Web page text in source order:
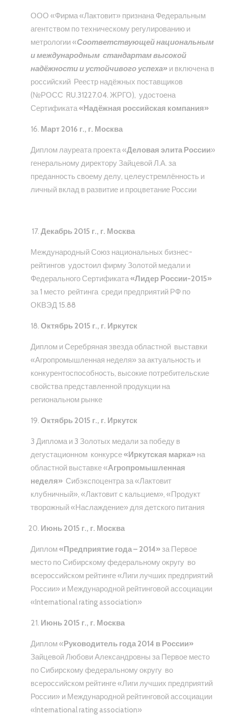
ООО «Фирма «Лактовит» признана Федеральным
агентством по техническому регулированию и
метрологии «Соответствующей национальным
и международным стандартам высокой
надёжности и устойчивого успеха» и включена в
российский Реестр надёжных поставщиков
(№РОСС RU.31227.04. ЖРГО), удостоена
Сертификата«Надёжная российская компания»
Март 2016 г., г. Москва
Диплом лауреата проекта «Деловая элита России»
генеральному директору Зайцевой Л.А. за
преданность своему делу, целеустремлённость и
личный вклад в развитие и процветание России
Декабрь 2015 г., г. Москва
Международный Союз национальных бизнес-
рейтингов удостоил фирму Золотой медали и
Федерального Сертификата«Лидер России-2015»
за 1 место рейтинга среди предприятий РФ по
ОКВЭД 15.88
Октябрь 2015 г., г. Иркутск
Диплом и Серебряная звезда областной выставки
«Агропромышленная неделя» за актуальность и
конкурентоспособность, высокие потребительские
свойства представленной продукции на
региональном рынке
Октябрь 2015 г., г. Иркутск
3 Диплома и 3 Золотых медали за победу в
дегустационном конкурсе«Иркутская марка» на
областной выставке «Агропромышленная
неделя» Сибэкспоцентра за «Лактовит
клубничный», «Лактовит с кальцием», «Продукт
творожный «Наслаждение» для детского питания
Июнь 2015 г., г. Москва
Диплом«Предприятие года – 2014»за Первое
место по Сибирскому федеральному округу во
всероссийском рейтинге «Лиги лучших предприятий
России» и Международной рейтинговой ассоциации
«International rating association»
Июнь 2015 г., г. Москва
Диплом «Руководитель года 2014 в России»
Зайцевой Любови Александровны за Первое место
по Сибирскому федеральному округу во
всероссийском рейтинге «Лиги лучших предприятий
России» и Международной рейтинговой ассоциации
«International rating association»